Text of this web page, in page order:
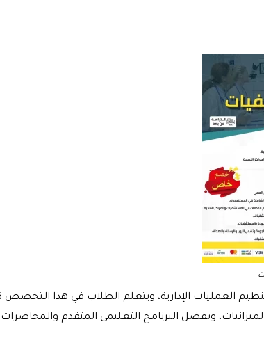
العمليات الإدارية، ويتعلم الطلاب في هذا
وبفضل البرنامج التعليمي المتقدم